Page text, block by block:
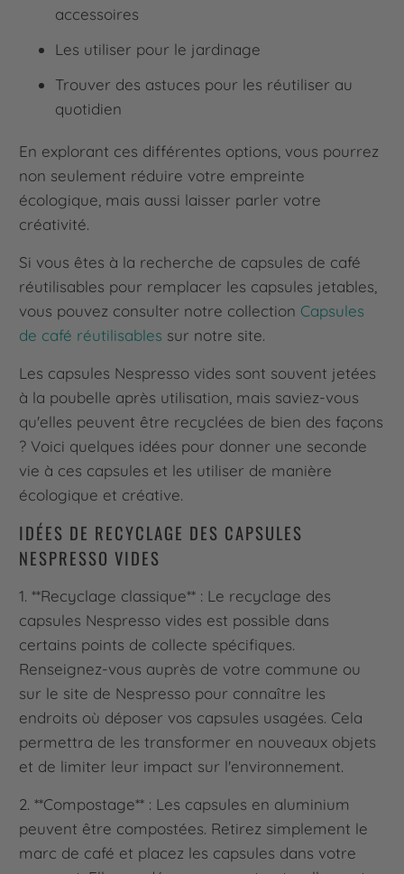
accessoires
Les utiliser pour le jardinage
Trouver des astuces pour les réutiliser au
quotidien
En explorant ces différentes options, vous pourrez
non seulement réduire votre empreinte
écologique, mais aussi laisser parler votre
créativité.
Si vous êtes à la recherche de capsules de café
réutilisables pour remplacer les capsules jetables,
vous pouvez consulter notre collection Capsules
de café réutilisables sur notre site.
Les capsules Nespresso vides sont souvent jetées
à la poubelle après utilisation, mais saviez-vous
qu'elles peuvent être recyclées de bien des façons
? Voici quelques idées pour donner une seconde
vie à ces capsules et les utiliser de manière
écologique et créative.
IDÉES DE RECYCLAGE DES CAPSULES
NESPRESSO VIDES
1. **Recyclage classique** : Le recyclage des
capsules Nespresso vides est possible dans
certains points de collecte spécifiques.
Renseignez-vous auprès de votre commune ou
sur le site de Nespresso pour connaître les
endroits où déposer vos capsules usagées. Cela
permettra de les transformer en nouveaux objets
et de limiter leur impact sur l'environnement.
2. **Compostage** : Les capsules en aluminium
peuvent être compostées. Retirez simplement le
marc de café et placez les capsules dans votre